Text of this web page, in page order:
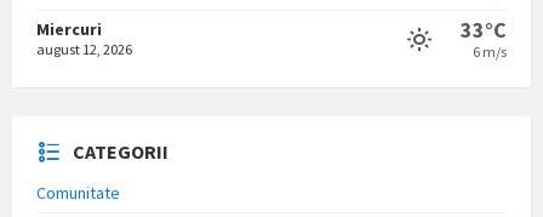
Miercuri
august 12, 2026
33°C
6 m/s
CATEGORII
Comunitate